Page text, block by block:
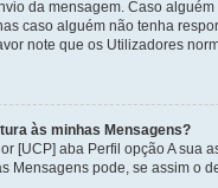
da mensagem. Caso
caso alguém não tenha
note que os Utilizadores
às minhas Mensagens?
[UCP] aba Perfil opção A sua
Mensagens pode, se assim o